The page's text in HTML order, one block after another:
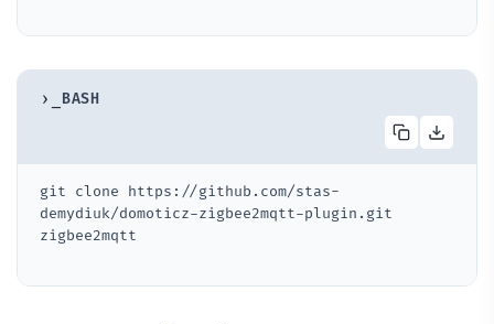
›_ BASH
git clone https://github.com/stas-
demydiuk/domoticz-zigbee2mqtt-plugin.git
zigbee2mqtt